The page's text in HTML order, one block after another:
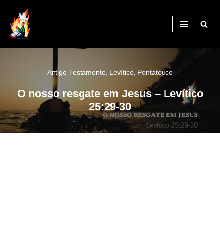
Pular
para
o
Antigo Testamento, Levítico, Pentateuco
O nosso resgate em Jesus – Levítico
25:29-30